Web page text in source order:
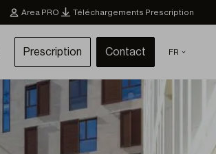
Area PRO Téléchargements Prescription
Prescription Contact FR